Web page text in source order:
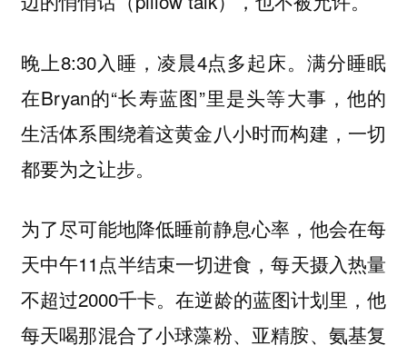
晚上8:30入睡，凌晨4点多起床。满分睡眠
在Bryan的“长寿蓝图”里是头等大事，他的
生活体系围绕着这黄金八小时而构建，一切
都要为之让步。
为了尽可能地降低睡前静息心率，他会在每
天中午11点半结束一切进食，每天摄入热量
不超过2000千卡。在逆龄的蓝图计划里，他
每天喝那混合了小球藻粉、亚精胺、氨基复